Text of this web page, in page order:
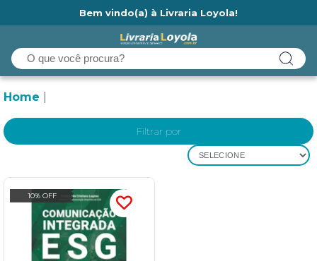
Bem vindo(a) à Livraria Loyola!
Home
Filtrar por
SELECIONE
10% OFF